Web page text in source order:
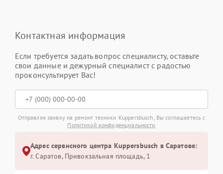
Контактная информация
Если требуется задать вопрос специалисту, оставьте
свои данные и дежурный специалист с радостью
проконсультирует Вас!
Отправляя заявку на ремонт техники Kuppersbusch, Вы соглашаетесь с
Политикой конфиденциальности
Адрес сервисного центра Kuppersbusch в Саратове:
г. Саратов, Привокзальная площадь, 1